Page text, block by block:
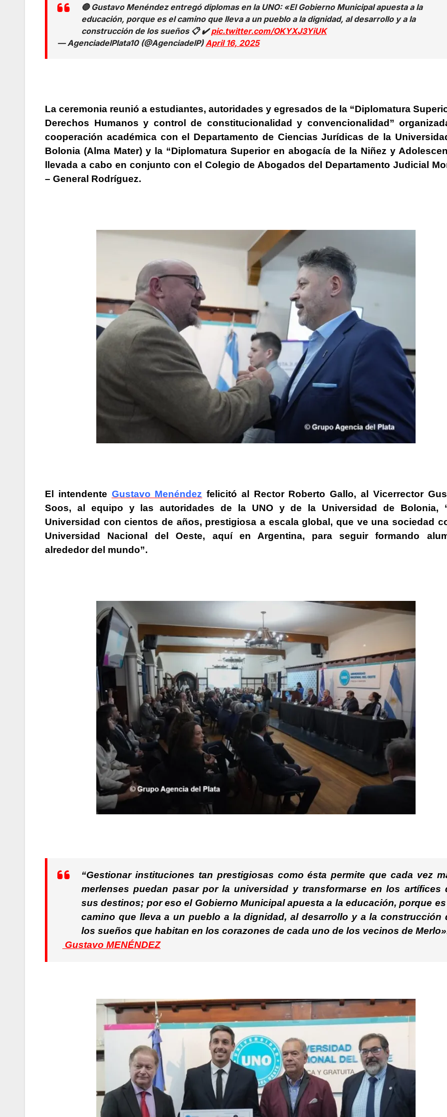
k er
🔵 Gustavo Menéndez entregó diplomas en la UNO: «El Gobierno Municipal apuesta a la
educación, porque es el camino que lleva a un pueblo a la dignidad, al desarrollo y a la
construcción de los sueños 📋 ✔️pic.twitter.com/OKYXJ3YiUK
— AgenciadelPlata10 (@AgenciadelP)April 16, 2025
La ceremonia reunió a estudiantes, autoridades y egresados de la “Diplomatura
Derechos Humanos y control de constitucionalidad y convencionalidad”
cooperación académica con el Departamento de Ciencias Jurídicas de la
Bolonia (Alma Mater) y la “Diplomatura Superior en abogacía de la Niñez y
llevada a cabo en conjunto con el Colegio de Abogados del Departamento Judicial
– General Rodríguez.
El intendente Gustavo Menéndez felicitó al Rector Roberto Gallo, al Vicerrector
Soos, al equipo y las autoridades de la UNO y de la Universidad de Bolonia,
Universidad con cientos de años, prestigiosa a escala global, que ve una sociedad
Universidad Nacional del Oeste, aquí en Argentina, para seguir formando
alrededor del mundo”.
“Gestionar instituciones tan prestigiosas como ésta permite que cada vez
merlenses puedan pasar por la universidad y transformarse en los artífices
sus destinos; por eso el Gobierno Municipal apuesta a la educación, porque
camino que lleva a un pueblo a la dignidad, al desarrollo y a la construcción
los sueños que habitan en los corazones de cada uno de los vecinos de
Gustavo MENÉNDEZ